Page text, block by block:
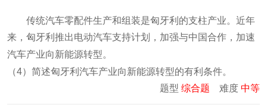
传统汽车零配件生产和组装是匈牙利的支柱产业。近年
来，匈牙利推出电动汽车支持计划，加强与中国合作，加速
汽车产业向新能源转型。
（4）简述匈牙利汽车产业向新能源转型的有利条件。
题型 综合题 难度 中等